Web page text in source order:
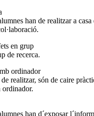
han de realitzar a
en grup
de recerca.
ordinador
realitzar, són de caire
ordinador.
han d´exposar